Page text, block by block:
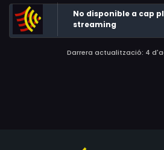
de la vida.
No disponible a cap
streaming
Darrera actualització: 4